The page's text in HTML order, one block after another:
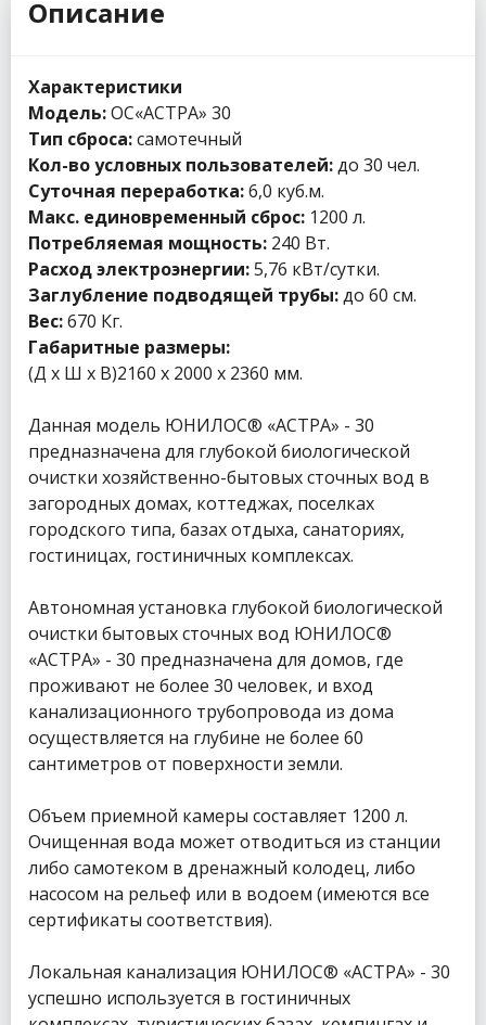
Описание
Характеристики
Модель:ОС«АСТРА» 30
Тип сброса:самотечный
Кол-во условных пользователей:до 30 чел.
Суточная переработка:6,0 куб.м.
Макс. единовременный сброс: 1200 л.
Потребляемая мощность: 240 Вт.
Расход электроэнергии:5,76 кВт/сутки.
Заглубление подводящей трубы:до 60 см.
Вес:670 Кг.
Габаритные размеры:
(Д х Ш х В)2160 x 2000 x 2360 мм.
Данная модель ЮНИЛОС® «АСТРА» - 30
предназначена для глубокой биологической
очистки хозяйственно-бытовых сточных вод в
загородных домах, коттеджах, поселках
городского типа, базах отдыха, санаториях,
гостиницах, гостиничных комплексах.
Автономная установка глубокой биологической
очистки бытовых сточных вод ЮНИЛОС®
«АСТРА» - 30 предназначена для домов, где
проживают не более 30 человек, и вход
канализационного трубопровода из дома
осуществляется на глубине не более 60
сантиметров от поверхности земли.
Объем приемной камеры составляет 1200 л.
Очищенная вода может отводиться из станции
либо самотеком в дренажный колодец, либо
насосом на рельеф или в водоем (имеются все
сертификаты соответствия).
Локальная канализация ЮНИЛОС® «АСТРА» - 30
успешно используется в гостиничных